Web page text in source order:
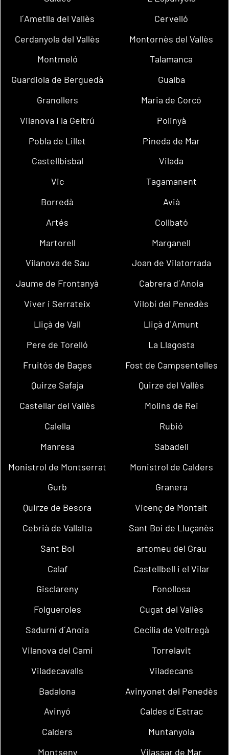
l´Ametlla del Vallès
Cervelló
Cerdanyola del Vallès
Montornès del Vallès
Montmeló
Talamanca
Guardiola de Berguedà
Gualba
Granollers
Maria de Corcó
Vilanova i la Geltrú
Polinyà
Pobla de Lillet
Pineda de Mar
Castellbisbal
Vilada
Vic
Tagamanent
Borredà
Avià
Artés
Collbató
Martorell
Marganell
Vilanova de Sau
Joan de Vilatorrada
Jaume de Frontanyà
Cabrera d´Anoia
Viver i Serrateix
Vilobí del Penedès
Lliçà de Vall
Lliçà d´Amunt
Pere de Torelló
La Llagosta
Fruitós de Bages
Fost de Campsentelles
Quirze Safaja
Quirze del Vallès
Castellar del Vallès
Molins de Rei
Calella
Rubió
Manresa
Sabadell
Monistrol de Montserrat
Monistrol de Calders
Gurb
Granera
Quirze de Besora
Vicenç de Montalt
Cebrià de Vallalta
Sant Boi de Lluçanès
Sant Boi
artomeu del Grau
Calaf
Castellbell i el Vilar
Gisclareny
Fonollosa
Folgueroles
Cugat del Vallès
Sadurní d´Anoia
Cecília de Voltregà
Vilanova del Camí
Torrelavit
Viladecavalls
Viladecans
Badalona
Avinyonet del Penedès
Avinyó
Caldes d´Estrac
Calders
Muntanyola
Montseny
Vilassar de Mar